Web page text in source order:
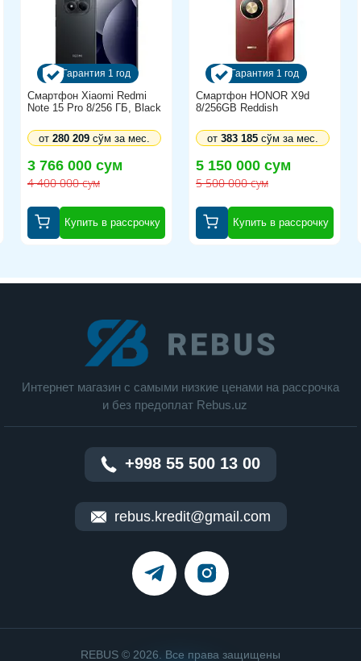
Гарантия 1 год
Смартфон Xiaomi Redmi
Note 15 Pro 8/256 ГБ, Black
3 766 000 сум
4 400 000 сум
от 280 209сўм за мес.
Купить в рассрочку
Гарантия 1 год
Смартфон HONOR X9d
8/256GB Reddish
5 150 000 сум
5 500 000 сум
от 383 185сўм за мес.
Купить в рассрочку
Интернет магазин c cамыми низкие ценами на рассрочка
и без предоплат Rebus.uz
+998 55 500 13 00
rebus.kredit@gmail.com
REBUS © 2026. Все права защищены